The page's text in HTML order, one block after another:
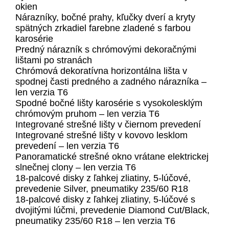
okien
Nárazníky, bočné prahy, kľučky dverí a kryty
spätných zrkadiel farebne zladené s farbou
karosérie
Predný nárazník s chrómovými dekoračnými
lištami po stranách
Chrómová dekoratívna horizontálna lišta v
spodnej časti predného a zadného nárazníka –
len verzia T6
Spodné bočné lišty karosérie s vysokolesklým
chrómovým pruhom – len verzia T6
Integrované strešné lišty v čiernom prevedení
Integrované strešné lišty v kovovo lesklom
prevedení – len verzia T6
Panoramatické strešné okno vrátane elektrickej
slnečnej clony – len verzia T6
18-palcové disky z ľahkej zliatiny, 5-lúčové,
prevedenie Silver, pneumatiky 235/60 R18
18-palcové disky z ľahkej zliatiny, 5-lúčové s
dvojitými lúčmi, prevedenie Diamond Cut/Black,
pneumatiky 235/60 R18 – len verzia T6